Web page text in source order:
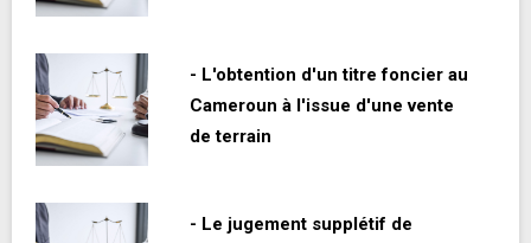
- L'obtention d'un titre foncier au
Cameroun à l'issue d'une vente
de terrain
- Le jugement supplétif de